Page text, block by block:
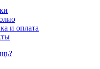
и оплата